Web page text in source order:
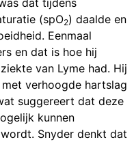
dat tijdens
(spO2) daalde en
Eenmaal
en dat is hoe hij
van Lyme had. Hij
verhoogde hartslag
suggereert dat deze
kunnen
Snyder denkt dat